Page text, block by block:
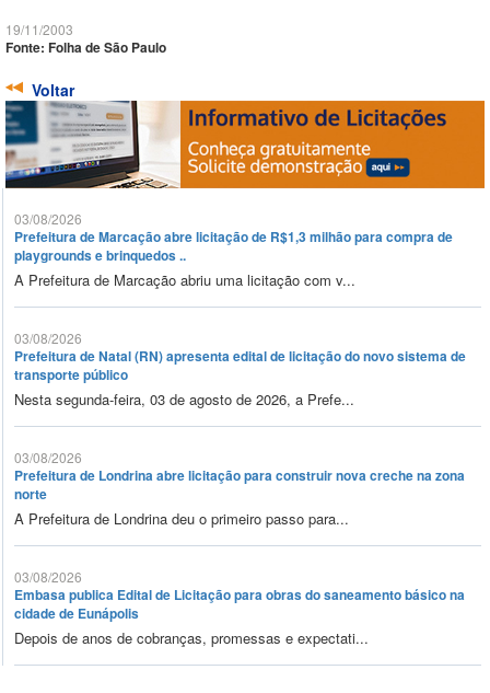
19/11/2003
Fonte: Folha de São Paulo
Voltar
03/08/2026
Prefeitura de Marcação abre licitação de R$1,3 milhão para compra de
playgrounds e brinquedos ..
A Prefeitura de Marcação abriu uma licitação com v...
03/08/2026
Prefeitura de Natal (RN) apresenta edital de licitação do novo sistema de
transporte público
Nesta segunda-feira, 03 de agosto de 2026, a Prefe...
03/08/2026
Prefeitura de Londrina abre licitação para construir nova creche na zona
norte
A Prefeitura de Londrina deu o primeiro passo para...
03/08/2026
Embasa publica Edital de Licitação para obras do saneamento básico na
cidade de Eunápolis
Depois de anos de cobranças, promessas e expectati...